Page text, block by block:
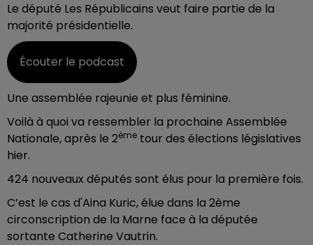
Le député Les Républicains veut faire partie de la
majorité présidentielle.
Écouter le podcast
Une assemblée rajeunie et plus féminine.
Voilà à quoi va ressembler la prochaine Assemblée
Nationale, après le 2ème tour des élections législatives
hier.
424 nouveaux députés sont élus pour la première fois.
C’est le cas d'Aina Kuric, élue dans la 2ème
circonscription de la Marne face à la députée
sortante Catherine Vautrin.